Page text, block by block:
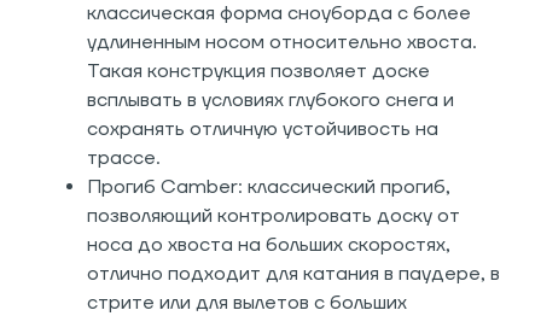
классическая форма сноуборда с более
удлиненным носом относительно хвоста.
Такая конструкция позволяет доске
всплывать в условиях глубокого снега и
сохранять отличную устойчивость на
трассе.
Прогиб Camber: классический прогиб,
позволяющий контролировать доску от
носа до хвоста на больших скоростях,
отлично подходит для катания в паудере, в
стрите или для вылетов с больших